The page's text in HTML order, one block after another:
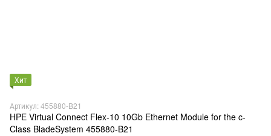
Хит
Артикул: 455880-B21
HPE Virtual Connect Flex-10 10Gb Ethernet Module for the c-
Class BladeSystem 455880-B21